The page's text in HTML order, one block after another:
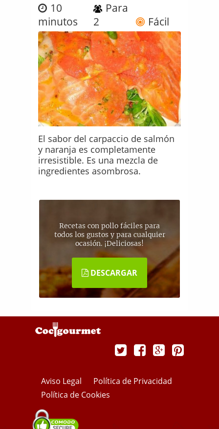
10
minutos
Para
2
Fácil
El sabor del carpaccio de salmón
y naranja es completamente
irresistible. Es una mezcla de
ingredientes asombrosa.
Recetas con pollo fáciles para
todos los gustos y para cualquier
ocasión. ¡Deliciosas!
DESCARGAR
Aviso Legal
Política de Privacidad
Política de Cookies